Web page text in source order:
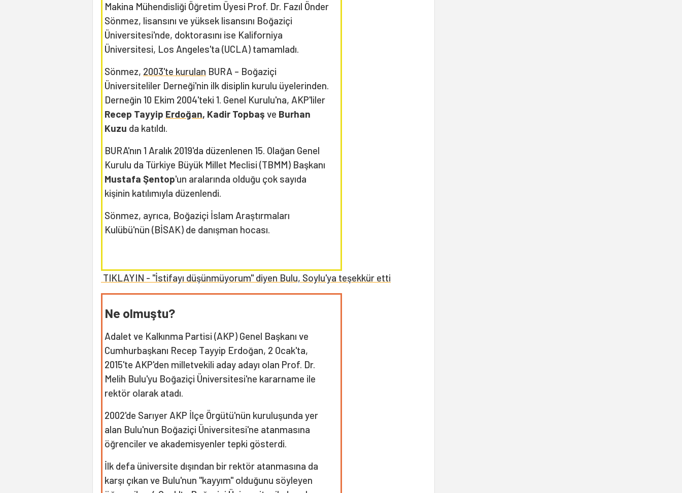
Makina Mühendisliği Öğretim Üyesi Prof. Dr. Fazıl Önder
Sönmez, lisansını ve yüksek lisansını Boğaziçi
Üniversitesi'nde, doktorasını ise Kaliforniya
Üniversitesi, Los Angeles'ta (UCLA) tamamladı.
Sönmez, 2003'te kurulan BURA – Boğaziçi
Üniversiteliler Derneği'nin ilk disiplin kurulu üyelerinden.
Derneğin 10 Ekim 2004'teki 1. Genel Kurulu'na, AKP'liler
Recep Tayyip Erdoğan, Kadir Topbaş ve Burhan
Kuzu da katıldı.
BURA'nın 1 Aralık 2019'da düzenlenen 15. Olağan Genel
Kurulu da Türkiye Büyük Millet Meclisi (TBMM) Başkanı
Mustafa Şentop'un aralarında olduğu çok sayıda
kişinin katılımıyla düzenlendi.
Sönmez, ayrıca, Boğaziçi İslam Araştırmaları
Kulübü'nün (BİSAK) de danışman hocası.
TIKLAYIN - "İstifayı düşünmüyorum" diyen Bulu, Soylu'ya teşekkür etti
Ne olmuştu?
Adalet ve Kalkınma Partisi (AKP) Genel Başkanı ve
Cumhurbaşkanı Recep Tayyip Erdoğan, 2 Ocak'ta,
2015'te AKP'den milletvekili aday adayı olan Prof. Dr.
Melih Bulu'yu Boğaziçi Üniversitesi'ne kararname ile
rektör olarak atadı.
2002'de Sarıyer AKP İlçe Örgütü'nün kuruluşunda yer
alan Bulu'nun Boğaziçi Üniversitesi'ne atanmasına
öğrenciler ve akademisyenler tepki gösterdi.
İlk defa üniversite dışından bir rektör atanmasına da
karşı çıkan ve Bulu'nun "kayyım" olduğunu söyleyen